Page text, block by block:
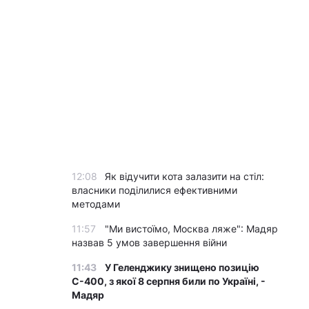
12:08
Як відучити кота залазити на стіл:
власники поділилися ефективними
методами
11:57
"Ми вистоїмо, Москва ляже": Мадяр
назвав 5 умов завершення війни
11:43
У Геленджику знищено позицію
С-400, з якої 8 серпня били по Україні, -
Мадяр